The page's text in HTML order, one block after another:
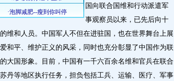
国向联合国维和行动派遣军
事观察员以来，已先后向十
维和人员。中国军人不但在进驻国，也在世界舞台上展
和平、维护正义的风采，同时也充分彰显了中国作为联
大国形象。目前，中国有一千六百余名维和官兵在联合
丹等地区执行任务，担负包括工兵、运输、医疗、军事